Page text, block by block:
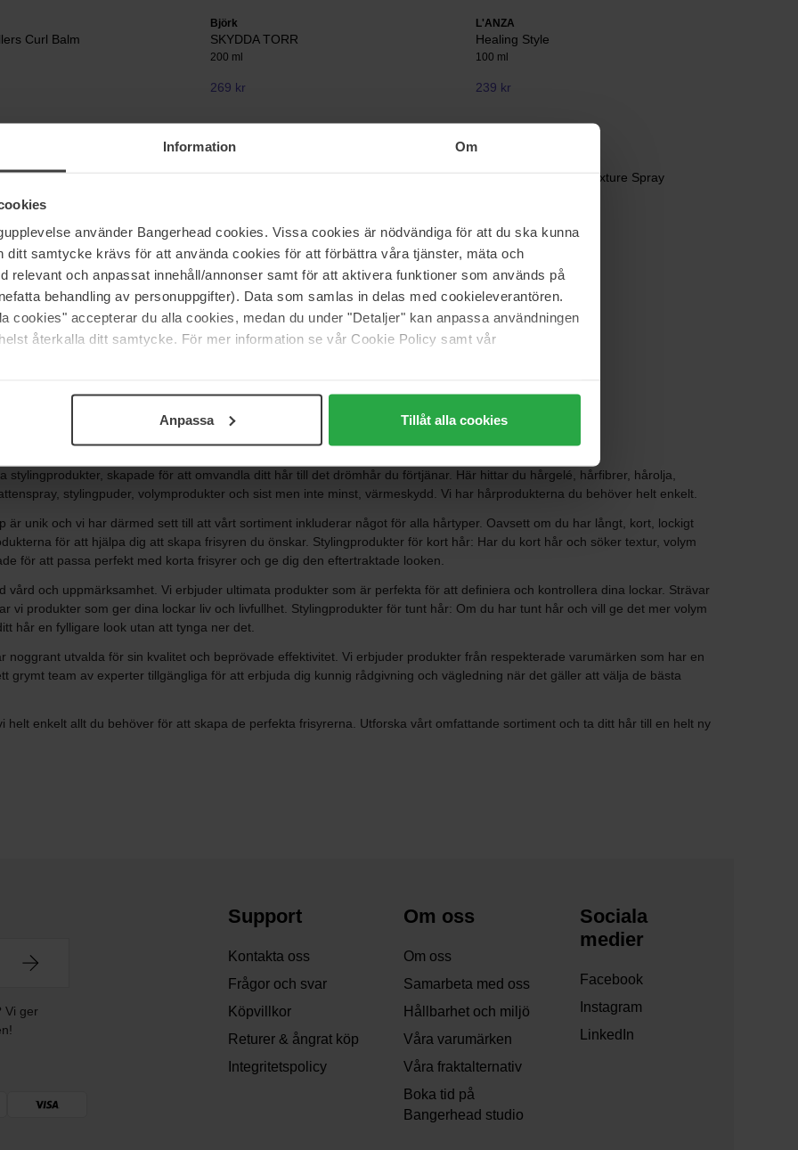
Information Om
använder Bangerhead cookies. Vissa cookies är nödvändiga för att du ska kunna
ditt samtycke krävs för att använda cookies för att förbättra våra tjänster, mäta och
relevant och anpassat innehåll/annonser samt för att aktivera funktioner som används på
behandling av personuppgifter). Data som samlas in delas med cookieleverantören.
cookies" accepterar du alla cookies, medan du under "Detaljer" kan anpassa användningen
återkalla ditt samtycke. För mer information se vår Cookie Policy samt vår
Anpassa Tillåt alla cookies
Curl Balm
Björk
SKYDDA TORR
200 ml
269 kr
L'ANZA
Healing Style
100 ml
239 kr
kr
270 kr
Un.Done Volume & Texture Spray
349 kr
Sida 1 av 34 Nästa
stylingprodukter, skapade för att omvandla ditt hår till det drömhår du förtjänar. Här hittar du hårgelé, hårfibrer, hårolja,
stylingpuder, volymprodukter och sist men inte minst, värmeskydd. Vi har hårprodukterna du behöver helt enkelt.
unik och vi har därmed sett till att vårt sortiment inkluderar något för alla hårtyper. Oavsett om du har långt, kort, lockigt
för att hjälpa dig att skapa frisyren du önskar. Stylingprodukter för kort hår: Har du kort hår och söker textur, volym
för att passa perfekt med korta frisyrer och ge dig den eftertraktade looken.
vård och uppmärksamhet. Vi erbjuder ultimata produkter som är perfekta för att definiera och kontrollera dina lockar. Strävar
vi produkter som ger dina lockar liv och livfullhet. Stylingprodukter för tunt hår: Om du har tunt hår och vill ge det mer volym
hår en fylligare look utan att tynga ner det.
noggrant utvalda för sin kvalitet och beprövade effektivitet. Vi erbjuder produkter från respekterade varumärken som har en
grymt team av experter tillgängliga för att erbjuda dig kunnig rådgivning och vägledning när det gäller att välja de bästa
enkelt allt du behöver för att skapa de perfekta frisyrerna. Utforska vårt omfattande sortiment och ta ditt hår till en helt ny
Vi ger
Support
Kontakta oss
Frågor och svar
Köpvillkor
Returer & ångrat köp
Integritetspolicy
Om oss
Om oss
Samarbeta med oss
Hållbarhet och miljö
Våra varumärken
Våra fraktalternativ
Boka tid på
Bangerhead studio
Sociala
medier
Facebook
Instagram
LinkedIn